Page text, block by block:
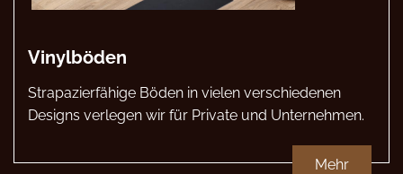
Vinylböden
Strapazierfähige Böden in vielen verschiedenen
Designs verlegen wir für Private und Unternehmen.
Mehr